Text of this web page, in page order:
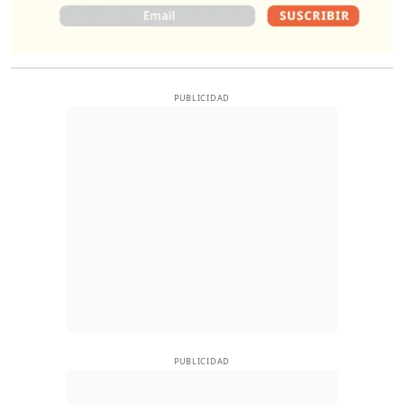
PUBLICIDAD
PUBLICIDAD